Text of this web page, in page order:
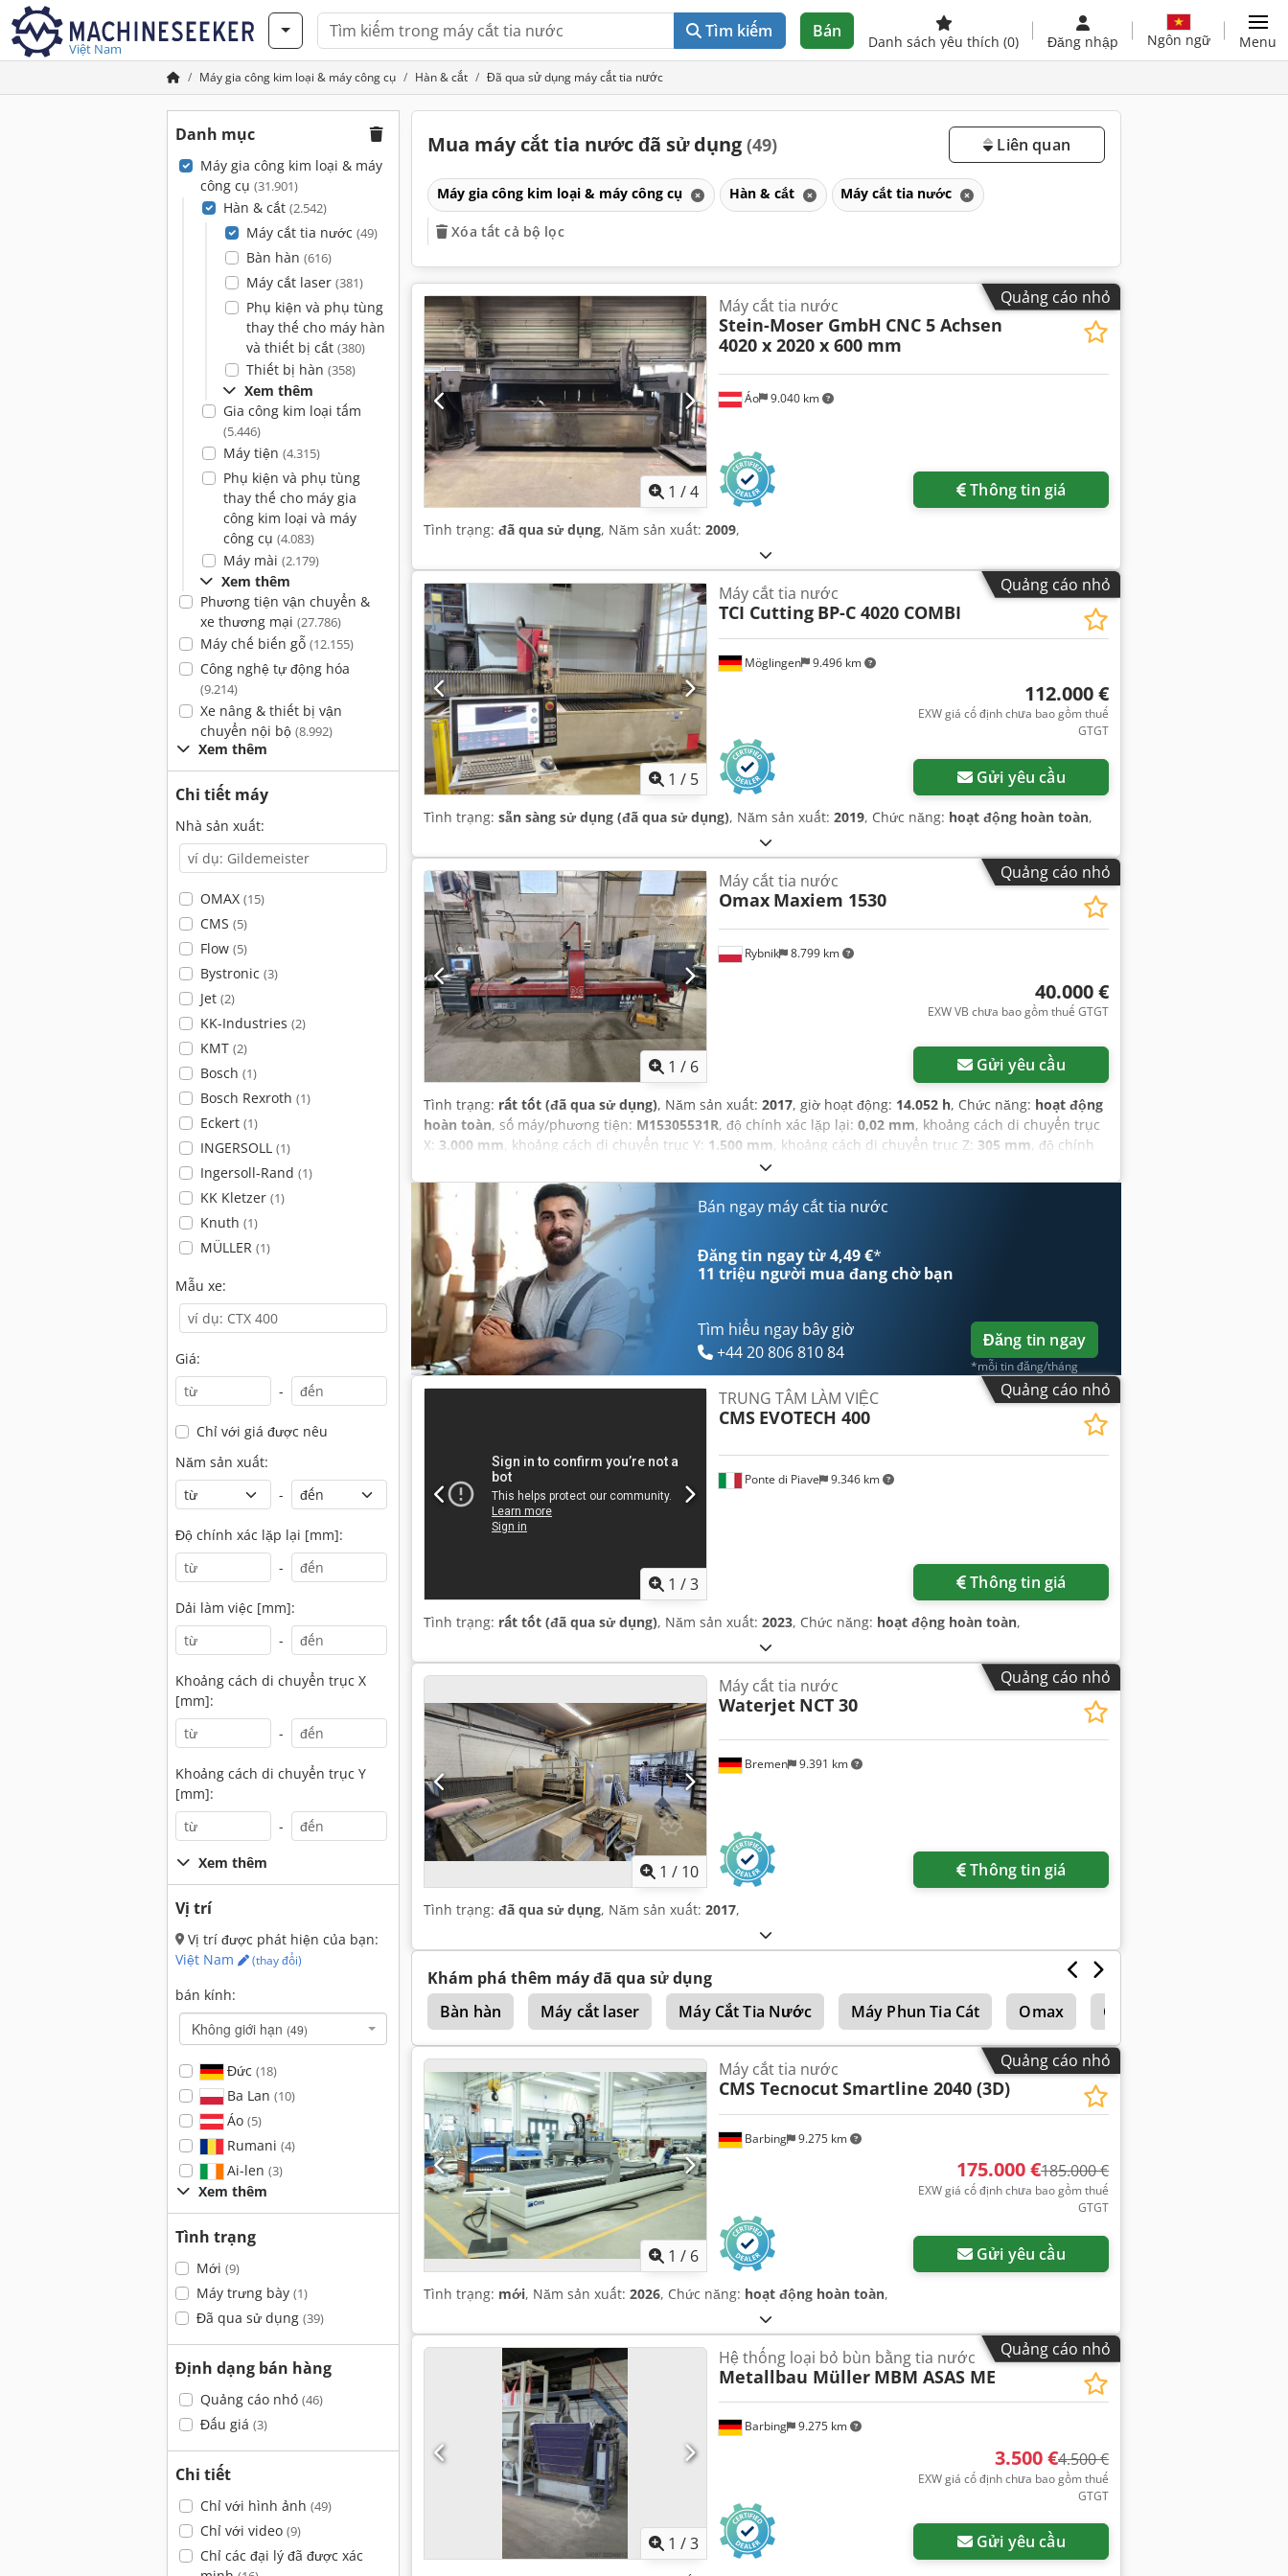
Việt Nam
Tìm kiếm Bán
Danh sách yêu thích (0) Đăng nhập Ngôn ngữ Menu
Máy gia công kim loại & máy công cụ Hàn & cắt Đã qua sử dụng máy cắt tia nước
Danh mục
Máy gia công kim loại & máy
công cụ (31.901)
Hàn & cắt (2.542)
Máy cắt tia nước (49)
Bàn hàn (616)
Máy cắt laser (381)
Phụ kiện và phụ tùng
thay thế cho máy hàn
và thiết bị cắt (380)
Thiết bị hàn (358)
Xem thêm
Gia công kim loại tấm
(5.446)
Máy tiện (4.315)
Phụ kiện và phụ tùng
thay thế cho máy gia
công kim loại và máy
công cụ (4.083)
Máy mài (2.179)
Xem thêm
Phương tiện vận chuyển &
xe thương mại (27.786)
Máy chế biến gỗ (12.155)
Công nghệ tự động hóa
(9.214)
Xe nâng & thiết bị vận
chuyển nội bộ (8.992)
Xem thêm
Chi tiết máy
Nhà sản xuất:
OMAX (15)
CMS (5)
Flow (5)
Bystronic (3)
Jet (2)
KK-Industries (2)
KMT (2)
Bosch (1)
Bosch Rexroth (1)
Eckert (1)
INGERSOLL (1)
Ingersoll-Rand (1)
KK Kletzer (1)
Knuth (1)
MÜLLER (1)
Mẫu xe:
Giá:
-
Chỉ với giá được nêu
Năm sản xuất:
-
Độ chính xác lặp lại [mm]:
-
Dải làm việc [mm]:
-
Khoảng cách di chuyển trục X
[mm]:
-
Khoảng cách di chuyển trục Y
[mm]:
-
Xem thêm
Vị trí
Vị trí được phát hiện của bạn:
Việt Nam
(thay đổi)
bán kính:
Không giới hạn (49)
Đức (18)
Ba Lan (10)
Áo (5)
Rumani (4)
Ai-len (3)
Xem thêm
Tình trạng
Mới (9)
Máy trưng bày (1)
Đã qua sử dụng (39)
Định dạng bán hàng
Quảng cáo nhỏ (46)
Đấu giá (3)
Chi tiết
Chỉ với hình ảnh (49)
Chỉ với video (9)
Chỉ các đại lý đã được xác
Mua máy cắt tia nước đã sử dụng (49) Liên quan
Máy gia công kim loại & máy công cụ Hàn & cắt Máy cắt tia nước
Xóa tất cả bộ lọc
Quảng cáo nhỏ
1 /4
Áo 9.040 km
Máy cắt tia nước
Stein-Moser GmbH CNC 5 Achsen
4020 x 2020 x 600 mm
Thông tin giá
Tình trạng: đã qua sử dụng, Năm sản xuất: 2009,
Quảng cáo nhỏ
1 / 5
Möglingen 9.496 km
Máy cắt tia nước
TCI Cutting BP-C 4020 COMBI
112.000 €
EXW giá cố định chưa bao gồm thuế
GTGT
Gửi yêu cầu
Tình trạng: sẵn sàng sử dụng (đã qua sử dụng), Năm sản xuất: 2019, Chức năng: hoạt động hoàn toàn,
Quảng cáo nhỏ
1 / 6
Rybnik 8.799 km
Máy cắt tia nước
Omax Maxiem 1530
40.000 €
EXW VB chưa bao gồm thuế GTGT
Gửi yêu cầu
Tình trạng: rất tốt (đã qua sử dụng), Năm sản xuất: 2017, giờ hoạt động: 14.052 h, Chức năng: hoạt động
hoàn toàn, số máy/phương tiện: M15305531R, độ chính xác lặp lại: 0,02 mm, khoảng cách di chuyển trục
X: 3.000 mm, khoảng cách di chuyển trục Y: 1.500 mm, khoảng cách di chuyển trục Z: 305 mm, độ chính
1.450 kg
380 V, tốc độ di chuyển (tối đa):12.500 mm/phút,
Bán ngay máy cắt tia nước
Đăng tin ngay từ 4,49 €*
11 triệu người mua đang chờ bạn
Tìm hiểu ngay bây giờ
+44 20 806 810 84
Đăng tin ngay
*mỗi tin đăng/tháng
Quảng cáo nhỏ
1 /3
Ponte di Piave 9.346 km
TRUNG TÂM LÀM VIỆC
CMS EVOTECH 400
Thông tin giá
Tình trạng: rất tốt (đã qua sử dụng), Năm sản xuất: 2023, Chức năng: hoạt động hoàn toàn,
Quảng cáo nhỏ
1 / 10
Bremen 9.391 km
Máy cắt tia nước
Waterjet NCT 30
Thông tin giá
Tình trạng: đã qua sử dụng, Năm sản xuất: 2017,
Khám phá thêm máy đã qua sử dụng
Bàn hàn
Máy cắt laser Máy Cắt Tia Nước Máy Phun Tia Cát Omax Cms
Bystronic Jet Jet 310
Quảng cáo nhỏ
1 / 6
Barbing 9.275 km
Máy cắt tia nước
CMS TecnocutSmartline 2040 (3D)
175.000 €185.000 €
EXW giá cố định chưa bao gồm thuế
GTGT
Gửi yêu cầu
Tình trạng: mới, Năm sản xuất: 2026, Chức năng: hoạt động hoàn toàn,
Quảng cáo nhỏ
1 /3
Barbing 9.275 km
Hệ thống loại bỏ bùn bằng tia nước
Metallbau Müller MBM ASAS ME
3.500 €4.500 €
EXW giá cố định chưa bao gồm thuế
GTGT
Gửi yêu cầu